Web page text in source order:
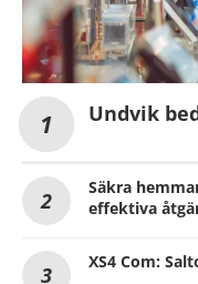
Undvik
Säkra
effektiva
XS4 Com: